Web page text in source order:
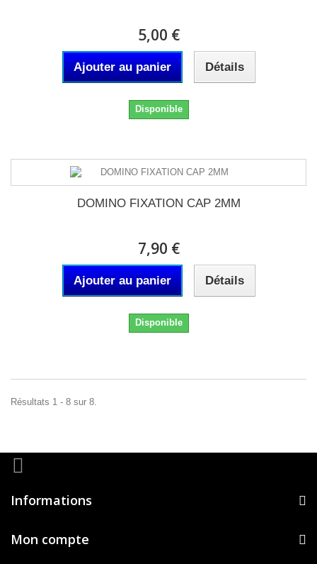
5,00 €
Ajouter au panier Détails
Disponible
DOMINO FIXATION CAP 2MM
7,90 €
Ajouter au panier Détails
Disponible
Résultats 1 - 8 sur 8.
Informations
Mon compte